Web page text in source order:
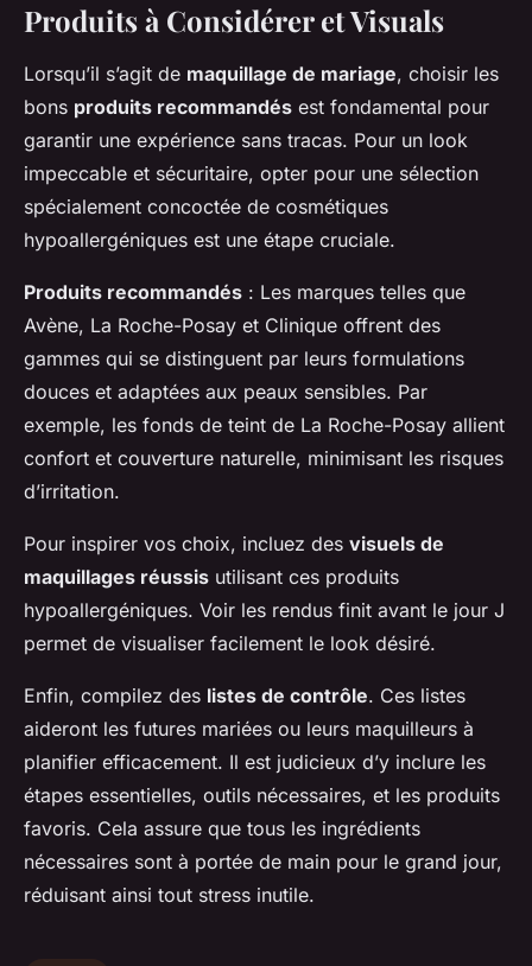
Produits à Considérer et Visuals
Lorsqu’il s’agit de maquillage de mariage, choisir les
bons produits recommandés est fondamental pour
garantir une expérience sans tracas. Pour un look
impeccable et sécuritaire, opter pour une sélection
spécialement concoctée de cosmétiques
hypoallergéniques est une étape cruciale.
Produits recommandés : Les marques telles que
Avène, La Roche-Posay et Clinique offrent des
gammes qui se distinguent par leurs formulations
douces et adaptées aux peaux sensibles. Par
exemple, les fonds de teint de La Roche-Posay allient
confort et couverture naturelle, minimisant les risques
d’irritation.
Pour inspirer vos choix, incluez des visuels de
maquillages réussis utilisant ces produits
hypoallergéniques. Voir les rendus finit avant le jour J
permet de visualiser facilement le look désiré.
Enfin, compilez des listes de contrôle. Ces listes
aideront les futures mariées ou leurs maquilleurs à
planifier efficacement. Il est judicieux d’y inclure les
étapes essentielles, outils nécessaires, et les produits
favoris. Cela assure que tous les ingrédients
nécessaires sont à portée de main pour le grand jour,
réduisant ainsi tout stress inutile.